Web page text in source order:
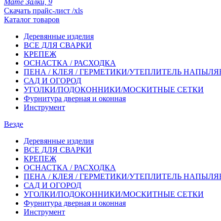
Скачать прайс-лист /xls
Каталог товаров
Деревянные изделия
ВСЕ ДЛЯ СВАРКИ
КРЕПЕЖ
ОСНАСТКА / РАСХОДКА
ПЕНА / КЛЕЯ / ГЕРМЕТИКИ/УТЕПЛИТЕЛЬ
САД И ОГОРОД
УГОЛКИ/ПОДОКОННИКИ/МОСКИТНЫЕ СЕТКИ
Фурнитура дверная и оконная
Инструмент
Везде
Деревянные изделия
ВСЕ ДЛЯ СВАРКИ
КРЕПЕЖ
ОСНАСТКА / РАСХОДКА
ПЕНА / КЛЕЯ / ГЕРМЕТИКИ/УТЕПЛИТЕЛЬ
САД И ОГОРОД
УГОЛКИ/ПОДОКОННИКИ/МОСКИТНЫЕ СЕТКИ
Фурнитура дверная и оконная
Инструмент